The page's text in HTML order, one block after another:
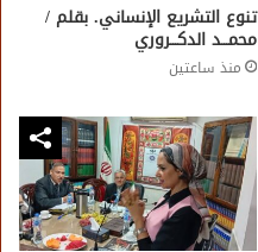
تنوع التشريع الإنساني. بقلم /
محمـــد الدكـــروري
منذ ساعتين